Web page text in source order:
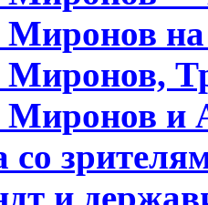
Миронов
Миронов и
со